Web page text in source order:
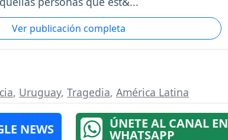
Ver publicación completa
, Uruguay, Tragedia, América Latina
NEWS ÚNETE AL CANAL EN
WHATSAPP